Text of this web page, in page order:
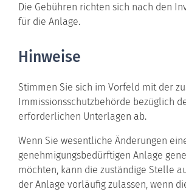
Die Gebühren richten sich nach den
für die Anlage.
Hinweise
Stimmen Sie sich im Vorfeld mit der
Immissionsschutzbehörde bezüglich
erforderlichen Unterlagen ab.
Wenn Sie wesentliche Änderungen
genehmigungsbedürftigen Anlage
möchten, kann die zuständige Stelle
der Anlage vorläufig zulassen, wenn